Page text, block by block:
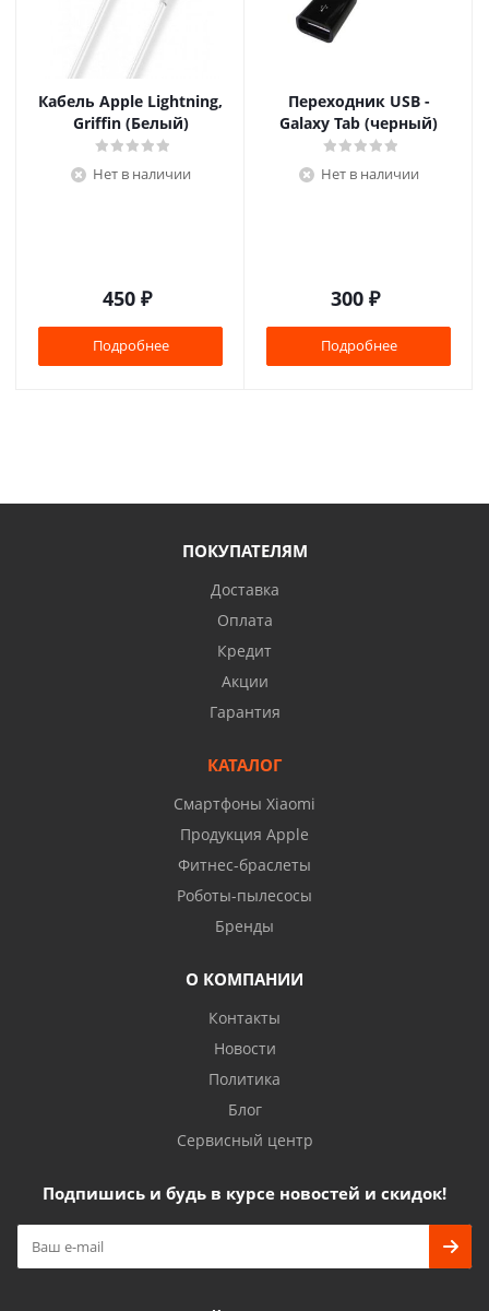
Кабель Apple Lightning,
Griffin (Белый)
Нет в наличии
450₽
Подробнее
Переходник USB -
Galaxy Tab (черный)
Нет в наличии
300₽
Подробнее
ПОКУПАТЕЛЯМ
Доставка
Оплата
Кредит
Акции
Гарантия
КАТАЛОГ
Смартфоны Xiaomi
Продукция Apple
Фитнес-браслеты
Роботы-пылесосы
Бренды
О КОМПАНИИ
Контакты
Новости
Политика
Блог
Сервисный центр
Подпишись и будь в курсе новостей и скидок!